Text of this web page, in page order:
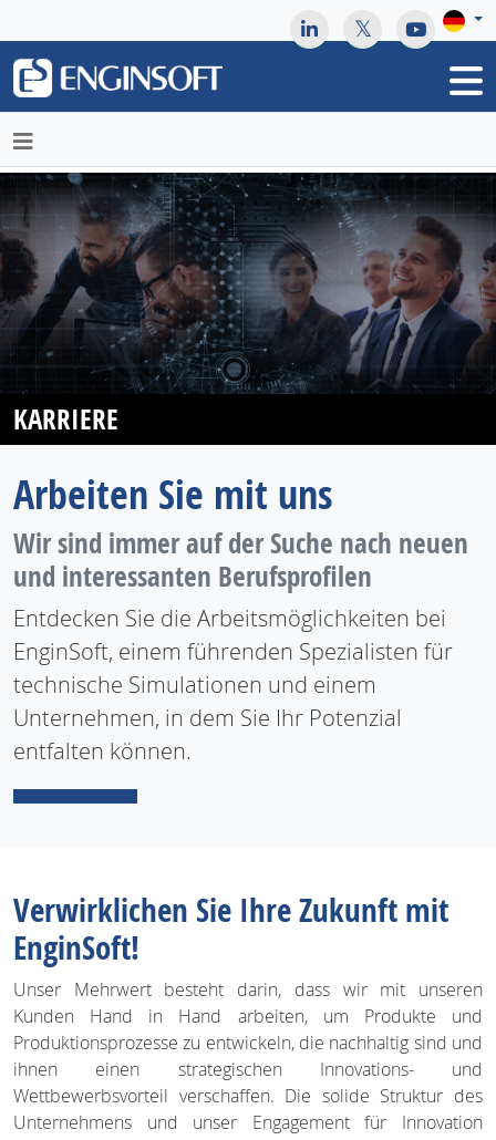
KARRIERE
Arbeiten Sie mit uns
Wir sind immer auf der Suche nach neuen
und interessanten Berufsprofilen
Entdecken Sie die Arbeitsmöglichkeiten bei
EnginSoft, einem führenden Spezialisten für
technische Simulationen und einem
Unternehmen, in dem Sie Ihr Potenzial
entfalten können.
Verwirklichen Sie Ihre Zukunft mit
EnginSoft!
Unser Mehrwert besteht darin, dass wir mit unseren
Kunden Hand in Hand arbeiten, um Produkte und
Produktionsprozesse zu entwickeln, die nachhaltig sind und
ihnen einen strategischen Innovations- und
Wettbewerbsvorteil verschaffen. Die solide Struktur des
Unternehmens und unser Engagement für Innovation
May we use cookies to track your activities? We take your
privacy very seriously. Please see our privacy policy for details
and any questions.